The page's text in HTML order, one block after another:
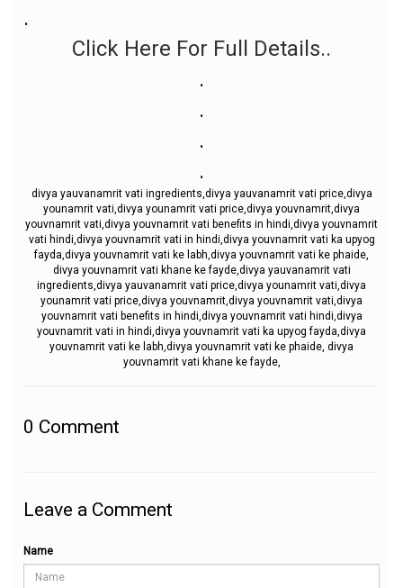
.
Click Here For Full Details..
.
.
.
.
divya yauvanamrit vati ingredients,divya yauvanamrit vati price,divya
younamrit vati,divya younamrit vati price,divya youvnamrit,divya
youvnamrit vati,divya youvnamrit vati benefits in hindi,divya youvnamrit
vati hindi,divya youvnamrit vati in hindi,divya youvnamrit vati ka upyog
fayda,divya youvnamrit vati ke labh,divya youvnamrit vati ke phaide,
divya youvnamrit vati khane ke fayde,divya yauvanamrit vati
ingredients,divya yauvanamrit vati price,divya younamrit vati,divya
younamrit vati price,divya youvnamrit,divya youvnamrit vati,divya
youvnamrit vati benefits in hindi,divya youvnamrit vati hindi,divya
youvnamrit vati in hindi,divya youvnamrit vati ka upyog fayda,divya
youvnamrit vati ke labh,divya youvnamrit vati ke phaide, divya
youvnamrit vati khane ke fayde,
0 Comment
Leave a Comment
Name